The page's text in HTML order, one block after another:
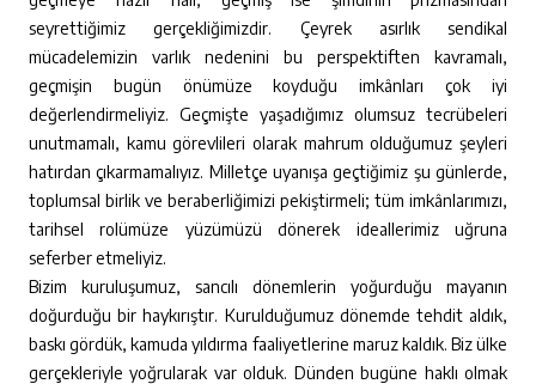
seyrettiğimiz gerçekliğimizdir. Çeyrek asırlık sendikal
mücadelemizin varlık nedenini bu perspektiften kavramalı,
geçmişin bugün önümüze koyduğu imkânları çok iyi
değerlendirmeliyiz. Geçmişte yaşadığımız olumsuz tecrübeleri
unutmamalı, kamu görevlileri olarak mahrum olduğumuz şeyleri
hatırdan çıkarmamalıyız. Milletçe uyanışa geçtiğimiz şu günlerde,
toplumsal birlik ve beraberliğimizi pekiştirmeli; tüm imkânlarımızı,
tarihsel rolümüze yüzümüzü dönerek ideallerimiz uğruna
seferber etmeliyiz.
Bizim kuruluşumuz, sancılı dönemlerin yoğurduğu mayanın
doğurduğu bir haykırıştır. Kurulduğumuz dönemde tehdit aldık,
baskı gördük, kamuda yıldırma faaliyetlerine maruz kaldık. Biz ülke
gerçekleriyle yoğrularak var olduk. Dünden bugüne haklı olmak